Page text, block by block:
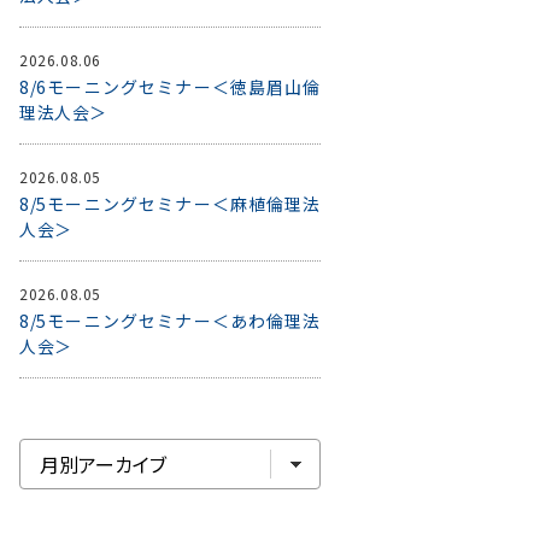
2026.08.06
8/6モーニングセミナー＜徳島眉山倫
理法人会＞
2026.08.05
8/5モーニングセミナー＜麻植倫理法
人会＞
2026.08.05
8/5モーニングセミナー＜あわ倫理法
人会＞